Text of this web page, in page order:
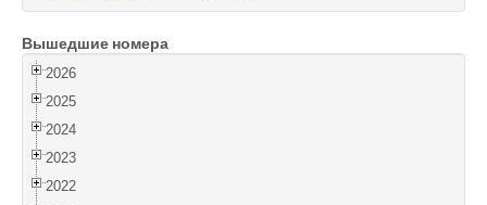
Вышедшие номера
2026
2025
2024
2023
2022